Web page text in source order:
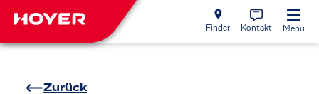
Finder Kontakt Menü
Zurück